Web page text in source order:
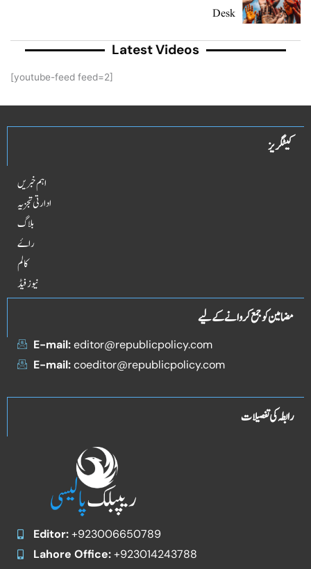
Desk
Latest Videos
[youtube-feed feed=2]
کیٹگریز
اہم خبریں
ادارتی تجزیہ
بلاگ
راۓ
کالم
نیوز فیڈ
مضامین کو جمع کروانے کے لیے
E-mail:editor@republicpolicy.com
E-mail:coeditor@republicpolicy.com
رابطہ کی تفصیلات
Editor:+923006650789
Lahore Office:+923014243788